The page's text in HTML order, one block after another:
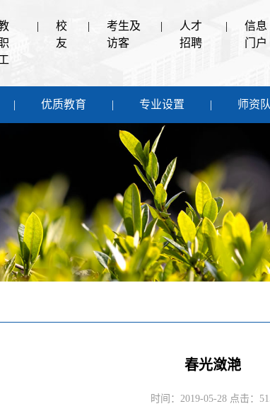
|
校
友
|
考生及
访客
|
人才
招聘
|
信息
门户
优质教育 专业设置 师资
春光潋滟
时间：2019-05-28 点击：